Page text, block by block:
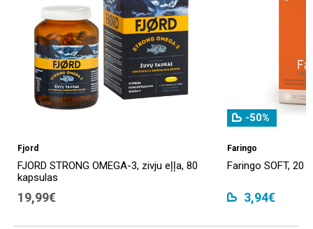
Fjord
FJORD STRONG OMEGA-3, zivju eļļa, 80
kapsulas
19,99€
-50%
Faringo
Faringo SOFT, 20
3,94€